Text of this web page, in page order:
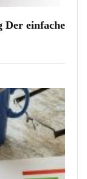
Der einfache